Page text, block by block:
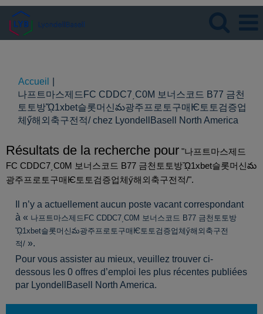
Accueil
나프트마스제드FC CDDC7͵C0M 보너스코드 B77 금천
토토방ᾬ1xbet슬롯머신మ광주프로토구매Ѥ토토검증업
체ӳ해외축구전적/ chez LyondellBasell North America
Résultats de la recherche pour "나프트마스제드
FC CDDC7͵C0M 보너스코드 B77 금천토토방ᾬ1xbet슬롯머신మ
광주프로토구매Ѥ토토검증업체ӳ해외축구전적/".
Il n’y a actuellement aucun poste vacant correspondant
à « 나프트마스제드FC CDDC7͵C0M 보너스코드 B77 금천토토방
ᾬ1xbet슬롯머신మ광주프로토구매Ѥ토토검증업체ӳ해외축구전
적/ ».
Pour vous assister au mieux, veuillez trouver ci-
dessous les 0 offres d’emploi les plus récentes publiées
par LyondellBasell North America.